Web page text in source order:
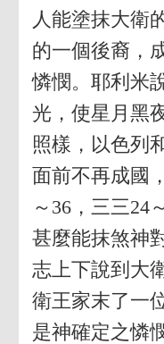
人能塗抹大衛
的一個後裔，
憐憫。耶利米
光，使星月黑
照樣，以色列
面前不再成國
～36，三三24
甚麼能抹煞神
志上下說到大
衛王家末了一
是神確定之憐